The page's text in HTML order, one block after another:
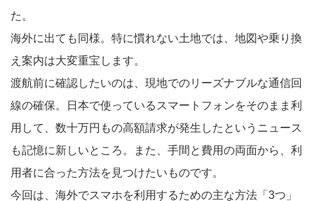
た。
海外に出ても同様。特に慣れない土地では、地図や乗り換
え案内は大変重宝します。
渡航前に確認したいのは、現地でのリーズナブルな通信回
線の確保。日本で使っているスマートフォンをそのまま利
用して、数十万円もの高額請求が発生したというニュース
も記憶に新しいところ。また、手間と費用の両面から、利
用者に合った方法を見つけたいものです。
今回は、海外でスマホを利用するための主な方法「3つ」